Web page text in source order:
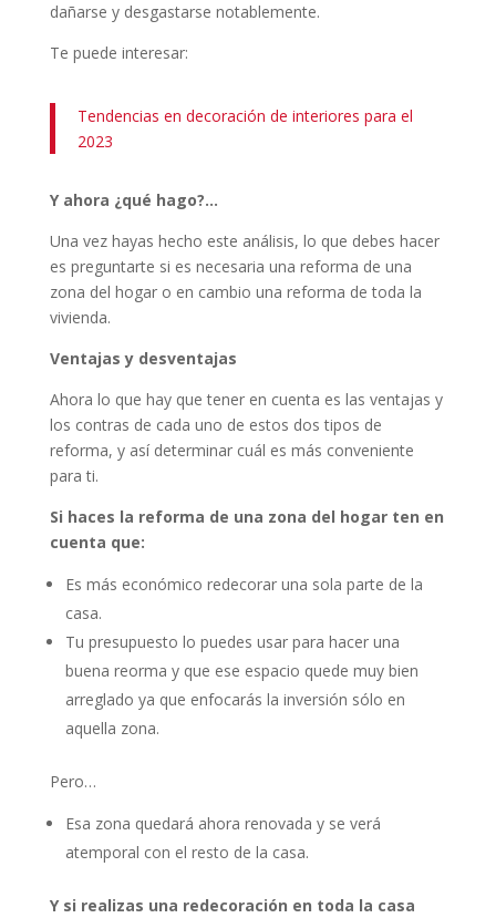
dañarse y desgastarse notablemente.
Te puede interesar:
Tendencias en decoración de interiores para el
2023
Y ahora ¿qué hago?…
Una vez hayas hecho este análisis, lo que debes hacer
es preguntarte si es necesaria una reforma de una
zona del hogar o en cambio una reforma de toda la
vivienda.
Ventajas y desventajas
Ahora lo que hay que tener en cuenta es las ventajas y
los contras de cada uno de estos dos tipos de
reforma, y así determinar cuál es más conveniente
para ti.
Si haces la reforma de una zona del hogar ten en
cuenta que:
Es más económico redecorar una sola parte de la
casa.
Tu presupuesto lo puedes usar para hacer una
buena reorma y que ese espacio quede muy bien
arreglado ya que enfocarás la inversión sólo en
aquella zona.
Pero…
Esa zona quedará ahora renovada y se verá
atemporal con el resto de la casa.
Y si realizas una redecoración en toda la casa